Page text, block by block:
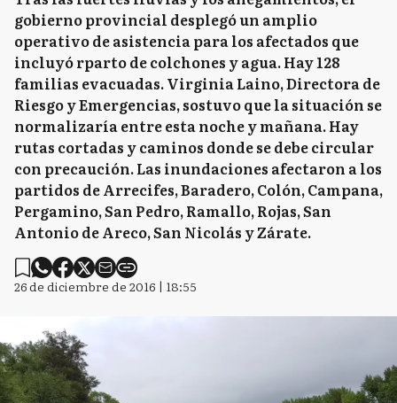
gobierno provincial desplegó un amplio
operativo de asistencia para los afectados que
incluyó rparto de colchones y agua. Hay 128
familias evacuadas. Virginia Laino, Directora de
Riesgo y Emergencias, sostuvo que la situación se
normalizaría entre esta noche y mañana. Hay
rutas cortadas y caminos donde se debe circular
con precaución. Las inundaciones afectaron a los
partidos de Arrecifes, Baradero, Colón, Campana,
Pergamino, San Pedro, Ramallo, Rojas, San
Antonio de Areco, San Nicolás y Zárate.
26 de diciembre de 2016 | 18:55